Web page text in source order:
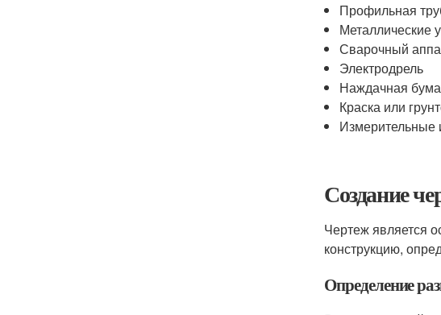
Профильная
Металлические
Сварочный
Электродрель
Наждачная
Краска или
Измерительные
Создание
Чертеж является
конструкцию,
Определение